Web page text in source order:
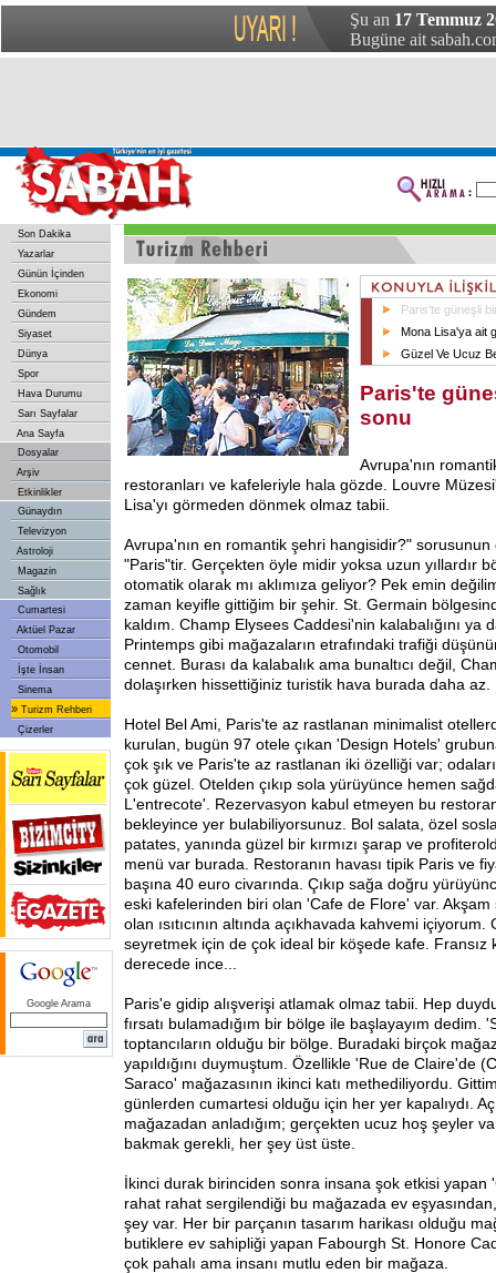
Şu an 17 Temmuz
Bugüne ait
Son Dakika
Yazarlar
Günün İçinden
Ekonomi
Gündem
Siyaset
Dünya
Spor
Hava Durumu
Sarı Sayfalar
Ana Sayfa
Dosyalar
Arşiv
Etkinlikler
Günaydın
Televizyon
Astroloji
Magazin
Sağlık
Cumartesi
Aktüel Pazar
Otomobil
İşte İnsan
Sinema
» Turizm Rehberi
Çizerler
Google Arama
Paris'te güneşli
Mona Lisa'ya ait
Güzel Ve Ucuz
Paris'te
sonu
Avrupa'nın
restoranları ve kafeleriyle hala gözde. Louvre
Lisa'yı görmeden dönmek olmaz tabii.
Avrupa'nın en romantik şehri hangisidir?" sorusunun
"Paris"tir. Gerçekten öyle midir yoksa uzun yıllardır
otomatik olarak mı aklımıza geliyor? Pek emin
zaman keyifle gittiğim bir şehir. St. Germain
kaldım. Champ Elysees Caddesi'nin kalabalığını ya
Printemps gibi mağazaların etrafındaki trafiği
cennet. Burası da kalabalık ama bunaltıcı değil,
dolaşırken hissettiğiniz turistik hava burada daha az.
Hotel Bel Ami, Paris'te az rastlanan minimalist
kurulan, bugün 97 otele çıkan 'Design Hotels'
çok şık ve Paris'te az rastlanan iki özelliği var;
çok güzel. Otelden çıkıp sola yürüyünce hemen
L'entrecote'. Rezervasyon kabul etmeyen bu
bekleyince yer bulabiliyorsunuz. Bol salata, özel
patates, yanında güzel bir kırmızı şarap ve
menü var burada. Restoranın havası tipik Paris ve
başına 40 euro civarında. Çıkıp sağa doğru
eski kafelerinden biri olan 'Cafe de Flore' var.
olan ısıtıcının altında açıkhavada kahvemi
seyretmek için de çok ideal bir köşede kafe. Fransız
derecede ince...
Paris'e gidip alışverişi atlamak olmaz tabii. Hep
fırsatı bulamadığım bir bölge ile başlayayım dedim.
toptancıların olduğu bir bölge. Buradaki birçok
yapıldığını duymuştum. Özellikle 'Rue de Claire'de
Saraco' mağazasının ikinci katı methediliyordu.
günlerden cumartesi olduğu için her yer kapalıydı.
mağazadan anladığım; gerçekten ucuz hoş şeyler
bakmak gerekli, her şey üst üste.
İkinci durak birinciden sonra insana şok etkisi yapan
rahat rahat sergilendiği bu mağazada ev
şey var. Her bir parçanın tasarım harikası olduğu
butiklere ev sahipliği yapan Fabourgh St. Honore
çok pahalı ama insanı mutlu eden bir mağaza.